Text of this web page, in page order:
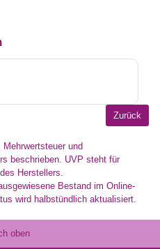
und
beschrieben. UVP steht für
Herstellers.
Bestand im Online-
wird halbstündlich aktualisiert.
oben